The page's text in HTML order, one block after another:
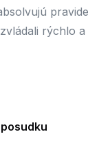
rýchlo